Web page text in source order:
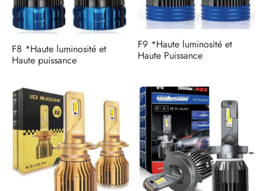
F8 *Haute luminosité et
Haute puissance
F9 *Haute luminosité et
Haute Puissance